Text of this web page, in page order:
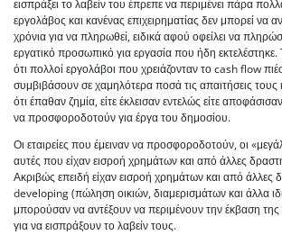
εισπράξει το λαβείν του έπρεπε να περιμένει πάρα
εργολάβος και κανένας επιχειρηματίας δεν μπορεί να
χρόνια για να πληρωθεί, ειδικά αφού οφείλει να
εργατικό προσωπικό για εργασία που ήδη
ότι πολλοί εργολάβοι που χρειάζονταν το cash flow
συμβιβάσουν σε χαμηλότερα ποσά τις απαιτήσεις τους
ότι έπαθαν ζημία, είτε έκλεισαν εντελώς είτε
να προσφοροδοτούν για έργα του δημοσίου.
Οι εταιρείες που έμειναν να προσφοροδοτούν, οι
αυτές που είχαν εισροή χρημάτων και από άλλες
Ακριβώς επειδή είχαν εισροή χρημάτων και από άλλες
developing (πώληση οικιών, διαμερισμάτων και άλλα
μπορούσαν να αντέξουν να περιμένουν την έκβαση της
για να εισπράξουν το λαβείν τους.